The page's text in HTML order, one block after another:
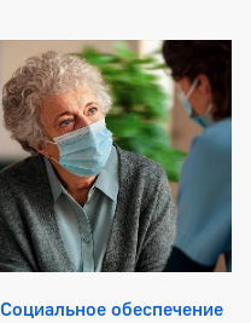
Социальное обеспечение